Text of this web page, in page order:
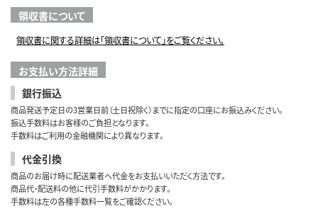
領収書について
領収書に関する詳細は「領収書について」をご覧ください。
お支払い方法詳細
銀行振込
商品発送予定日の3営業日前（土日祝除く）までに指定の口座にお振込みください。
振込手数料はお客様のご負担となります。
手数料はご利用の金融機関により異なります。
代金引換
商品のお届け時に配送業者へ代金をお支払いいただく方法です。
商品代・配送料の他に代引手数料がかかります。
手数料は左の各種手数料一覧をご確認ください。